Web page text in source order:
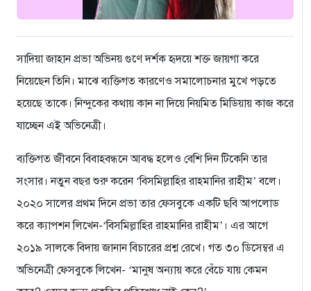
সাদিয়া জাহান প্রভা অভিনয় গুণে দর্শক হৃদয়ে শক্ত জায়গা করে
নিয়েছেন তিনি। মাঝে ব্যক্তিগত কারণেও সমালোচনার মুখে পড়তে
হয়েছে তাকে। নিন্দুকের কথায় কান না দিয়ে নিয়মিত মিডিয়ায় কাজ করে
যাচ্ছেন এই অভিনেত্রী।
ব্যক্তিগত জীবনে বিবাহবন্ধনে আবদ্ধ হলেও বেশি দিন টিকেনি তার
সংসার। নতুন বছর শুরু করেন ‘বিসমিল্লাহির রাহমানির রাহীম’ বলে।
২০২০ সালের প্রথম দিনে প্রভা তার ফেসবুকে একটি ছবি আপলোড
করে ক্যাপশন লিখেন-‘বিসমিল্লাহির রাহমানির রাহীম’। এর আগে
২০১৯ সালকে বিদায় জানান বিচারের প্রশ্ন রেখে। গত ৩০ ডিসেম্বর এ
অভিনেত্রী ফেসবুকে লিখেন- ‘মানুষ অন্যায় করে বেঁচে যায় কেমন